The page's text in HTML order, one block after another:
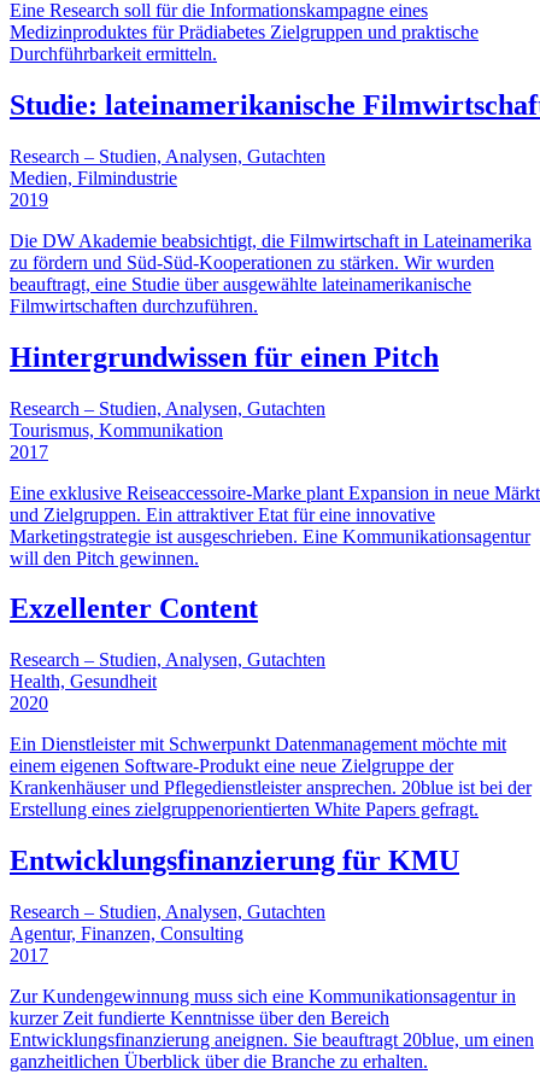
Eine Research soll für die Informationskampagne eines
Medizinproduktes für Prädiabetes Zielgruppen und praktische
Durchführbarkeit ermitteln.
Studie: lateinamerikanische
Research – Studien, Analysen, Gutachten
Medien, Filmindustrie
2019
Die DW Akademie beabsichtigt, die Filmwirtschaft in Lateinamerika
zu fördern und Süd-Süd-Kooperationen zu stärken. Wir wurden
beauftragt, eine Studie über ausgewählte lateinamerikanische
Filmwirtschaften durchzuführen.
Hintergrundwissen für einen Pitch
Research – Studien, Analysen, Gutachten
Tourismus, Kommunikation
2017
Eine exklusive Reiseaccessoire-Marke plant Expansion in neue
und Zielgruppen. Ein attraktiver Etat für eine innovative
Marketingstrategie ist ausgeschrieben. Eine Kommunikationsagentur
will den Pitch gewinnen.
Exzellenter Content
Research – Studien, Analysen, Gutachten
Health, Gesundheit
2020
Ein Dienstleister mit Schwerpunkt Datenmanagement möchte mit
einem eigenen Software-Produkt eine neue Zielgruppe der
Krankenhäuser und Pflegedienstleister ansprechen. 20blue ist bei der
Erstellung eines zielgruppenorientierten White Papers gefragt.
Entwicklungsfinanzierung für KMU
Research – Studien, Analysen, Gutachten
Agentur, Finanzen, Consulting
2017
Zur Kundengewinnung muss sich eine Kommunikationsagentur in
kurzer Zeit fundierte Kenntnisse über den Bereich
Entwicklungsfinanzierung aneignen. Sie beauftragt 20blue, um einen
ganzheitlichen Überblick über die Branche zu erhalten.